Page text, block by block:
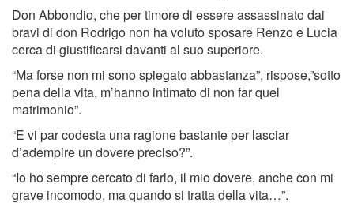
Don Abbondio, che per timore di essere assassinato dai
bravi di don Rodrigo non ha voluto sposare Renzo e Lucia
cerca di giustificarsi davanti al suo superiore.
“Ma forse non mi sono spiegato abbastanza”, rispose,”sotto
pena della vita, m’hanno intimato di non far quel
matrimonio”.
“E vi par codesta una ragione bastante per lasciar
d’adempire un dovere preciso?”.
“Io ho sempre cercato di farlo, il mio dovere, anche con mi
grave incomodo, ma quando si tratta della vita…”.